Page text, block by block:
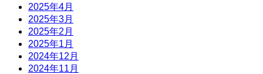
2025年4月
2025年3月
2025年2月
2025年1月
2024年12月
2024年11月